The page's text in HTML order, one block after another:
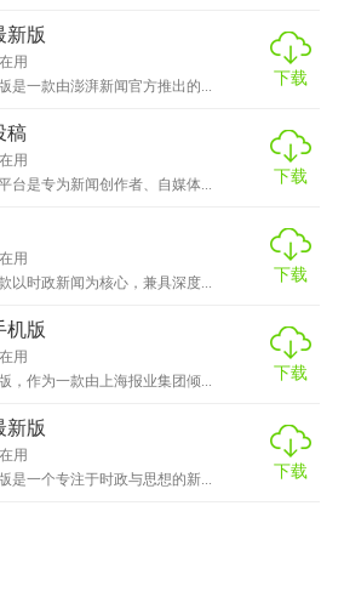
新版
用
是一款由澎湃新闻官方推出的...
下载
稿
用
台是专为新闻创作者、自媒体...
下载
用
以时政新闻为核心，兼具深度...
下载
机版
用
，作为一款由上海报业集团倾...
下载
新版
用
是一个专注于时政与思想的新...
下载